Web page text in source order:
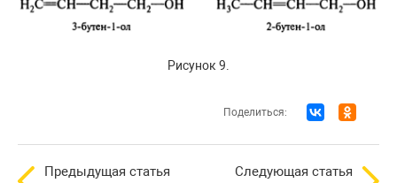
Рисунок 9.
Поделиться:
Предыдущая статья
Следующая статья